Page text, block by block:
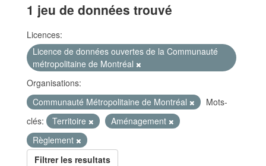
1 jeu de données trouvé
Licences:
Licence de données ouvertes de la Communauté
métropolitaine de Montréal
Organisations:
Communauté Métropolitaine de Montréal
Mots-
clés:
Territoire
Aménagement
Règlement
Filtrer les resultats